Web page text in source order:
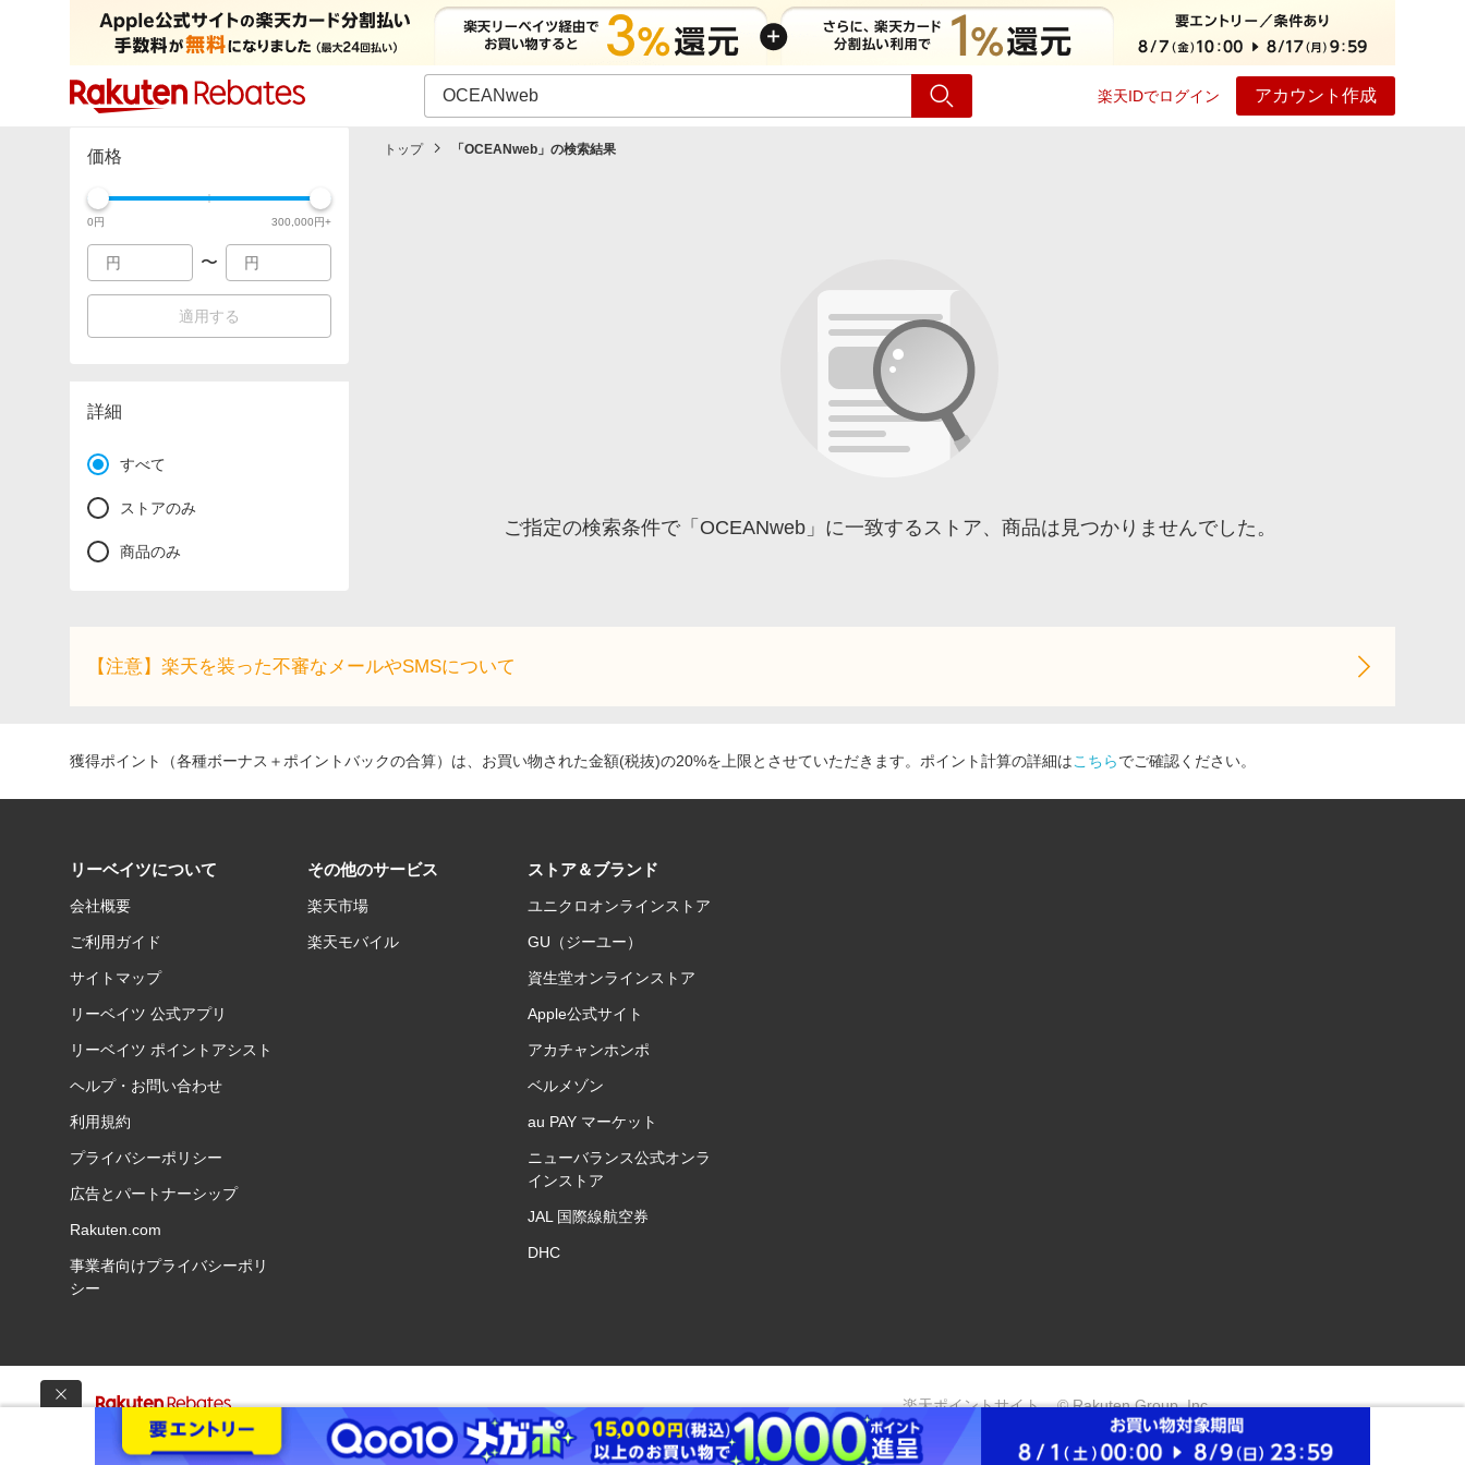
楽天IDでログイン アカウント作成
カテゴリー一覧 イベント一覧 ショッピング
価格
0円 300,000円+
〜
適用する
詳細
すべて
ストアのみ
商品のみ
トップ 「 OCEANweb 」の検索結果
ご指定の検索条件で「OCEANweb」に一致するストア、商品は見つかりませんでした。
【注意】楽天を装った不審なメールやSMSについて
獲得ポイント（各種ボーナス＋ポイントバックの合算）は、お買い物された金額(税抜)の20%を上限とさせていただきます。ポイント計算の詳細はこちらでご確認ください。
リーベイツについて
会社概要
ご利用ガイド
サイトマップ
リーベイツ 公式アプリ
リーベイツ ポイントアシスト
ヘルプ・お問い合わせ
利用規約
プライバシーポリシー
広告とパートナーシップ
Rakuten.com
事業者向けプライバシーポリ
シー
その他のサービス
楽天市場
楽天モバイル
ストア＆ブランド
ユニクロオンラインストア
GU（ジーユー）
資生堂オンラインストア
Apple公式サイト
アカチャンホンポ
ベルメゾン
au PAY マーケット
ニューバランス公式オンラ
インストア
JAL 国際線航空券
DHC
楽天ポイントサイト © Rakuten Group, Inc.